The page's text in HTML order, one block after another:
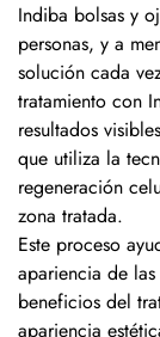
Indiba bolsas y
personas, y a
solución cada
tratamiento con
resultados
que utiliza la
regeneración
zona tratada.
Este proceso
apariencia de
beneficios del
apariencia